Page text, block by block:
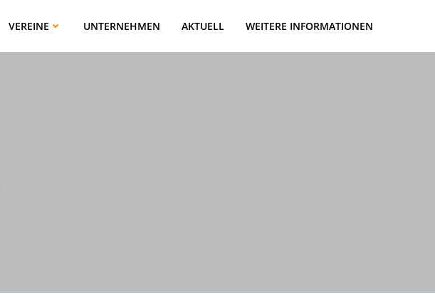
VEREINE UNTERNEHMEN AKTUELL WEITERE INFORMATIONEN